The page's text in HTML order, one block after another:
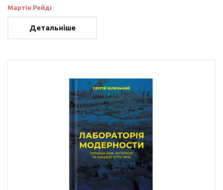
Мартін Рейді
Детальніше